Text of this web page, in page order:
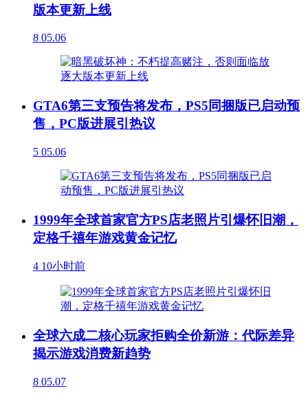
版本更新上线
8 05.06
GTA6第三支预告将发布，PS5同捆版已启动预
售，PC版进展引热议
5 05.06
1999年全球首家官方PS店老照片引爆怀旧潮，
定格千禧年游戏黄金记忆
4 10小时前
全球六成二核心玩家拒购全价新游：代际差异
揭示游戏消费新趋势
8 05.07